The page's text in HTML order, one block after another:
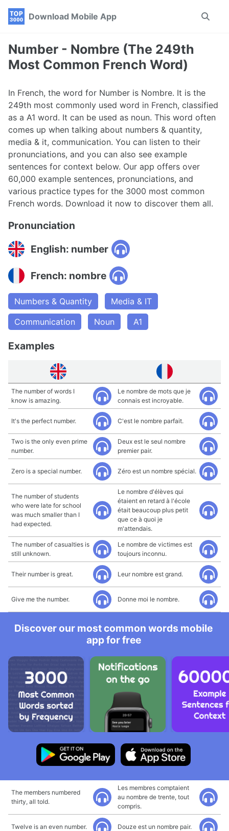
Skip
navigation
Skip
Skip
Download Mobile App
Toggle
Number - Nombre (The 249th
Most Common French Word)
In French, the word for Number is Nombre. It is the
249th most commonly used word in French, classified
as a A1 word. It can be used as noun. This word often
comes up when talking about numbers & quantity,
media & it, communication. You can listen to their
pronunciations, and you can also see example
sentences for context below. Our app offers over
60,000 example sentences, pronunciations, and
various practice types for the 3000 most common
French words. Download it now to discover them all.
Pronunciation
English: number
French: nombre
Numbers & Quantity
Media & IT
Communication
Noun A1
Examples
The number of words I
know is amazing.
Le nombre de mots que je
connais est incroyable.
It's the perfect number. C'est le nombre parfait.
Two is the only even prime
number.
Deux est le seul nombre
premier pair.
Zero is a special number. Zéro est un nombre spécial.
The number of students
who were late for school
was much smaller than I
had expected.
Le nombre d'élèves qui
étaient en retard à l'école
était beaucoup plus petit
que ce à quoi je
m'attendais.
The number of casualties is
still unknown.
Le nombre de victimes est
toujours inconnu.
Their number is great. Leur nombre est grand.
Give me the number. Donne moi le nombre.
Discover our most common words mobile
app for free
The members numbered
thirty, all told.
Les membres comptaient
au nombre de trente, tout
compris.
Twelve is an even number. Douze est un nombre pair.